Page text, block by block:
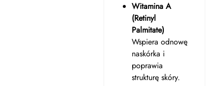
Witamina A
(Retinyl
Palmitate)
Wspiera odnowę
naskórka i
poprawia
strukturę skóry.